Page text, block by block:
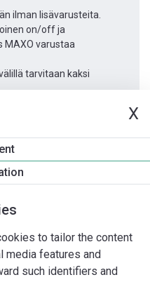
X
to tailor the content
media features and
such identifiers and
ilman lisävarusteita.
on/off ja
MAXO varustaa
tarvitaan kaksi